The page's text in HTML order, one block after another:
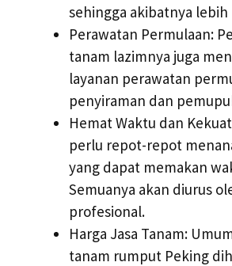
sehingga akibatnya lebih
Perawatan Permulaan:
tanam lazimnya juga
layanan perawatan
penyiraman dan
Hemat Waktu dan
perlu repot-repot
yang dapat memakan
Semuanya akan diurus
profesional.
Harga Jasa Tanam:
tanam rumput Peking